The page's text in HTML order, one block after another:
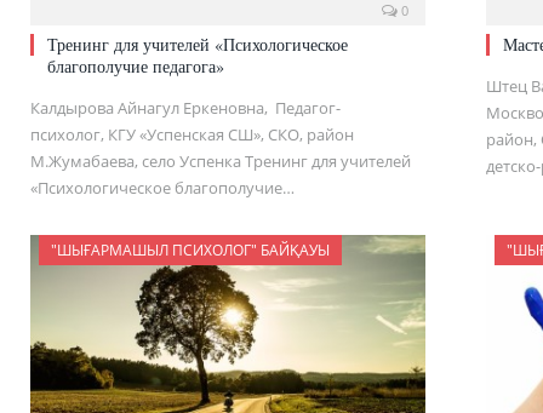
0
Тренинг для учителей «Психологическое
благополучие педагога»
Калдырова Айнагул Еркеновна, Педагог-
психолог, КГУ «Успенская СШ», СКО, район
М.Жумабаева, село Успенка Тренинг для учителей
«Психологическое благополучие…
Штец
район,
"ШЫҒАРМАШЫЛ ПСИХОЛОГ" БАЙҚАУЫ